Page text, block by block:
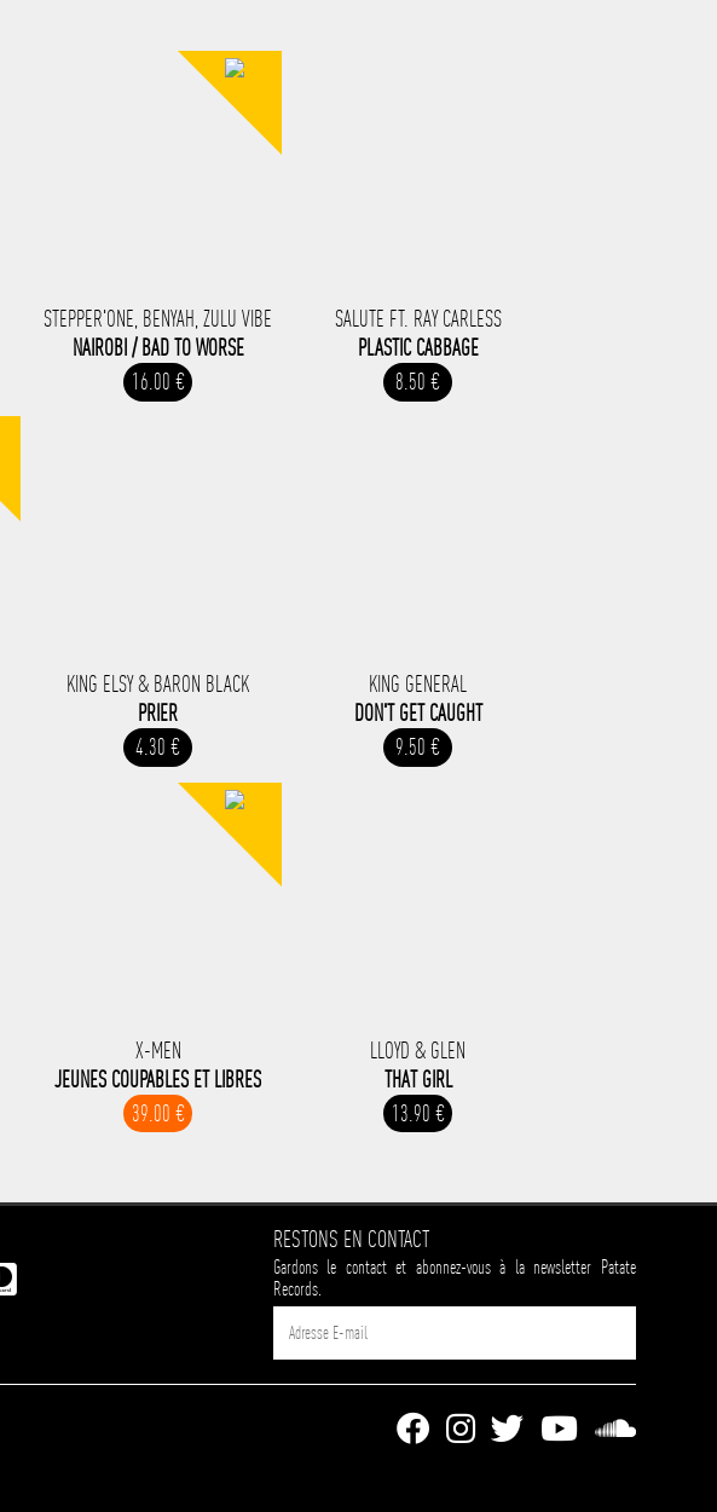
STEPPER'ONE, BENYAH, ZULU VIBE
NAIROBI / BAD TO WORSE
16.00 €
SALUTE FT. RAY CARLESS
PLASTIC CABBAGE
8.50 €
KING ELSY & BARON BLACK
PRIER
4.30 €
KING GENERAL
DON'T GET CAUGHT
9.50 €
X-MEN
JEUNES COUPABLES ET LIBRES
39.00 €
LLOYD & GLEN
THAT GIRL
13.90 €
RESTONS EN CONTACT
Gardons le contact et abonnez-vous à la newsletter Patate
Records.